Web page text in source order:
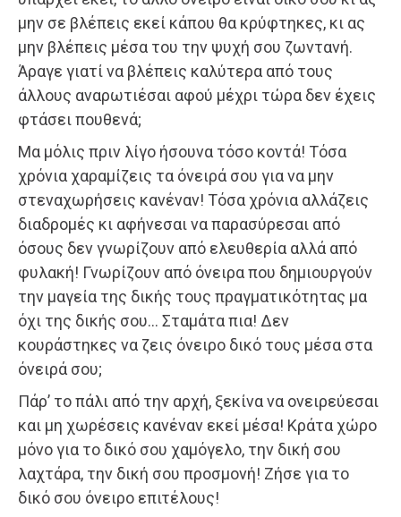
μην σε βλέπεις εκεί κάπου θα κρύφτηκες, κι ας
μην βλέπεις μέσα του την ψυχή σου ζωντανή.
Άραγε γιατί να βλέπεις καλύτερα από τους
άλλους αναρωτιέσαι αφού μέχρι τώρα δεν έχεις
φτάσει πουθενά;
Μα μόλις πριν λίγο ήσουνα τόσο κοντά! Τόσα
χρόνια χαραμίζεις τα όνειρά σου για να μην
στεναχωρήσεις κανέναν! Τόσα χρόνια αλλάζεις
διαδρομές κι αφήνεσαι να παρασύρεσαι από
όσους δεν γνωρίζουν από ελευθερία αλλά από
φυλακή! Γνωρίζουν από όνειρα που δημιουργούν
την μαγεία της δικής τους πραγματικότητας μα
όχι της δικής σου… Σταμάτα πια! Δεν
κουράστηκες να ζεις όνειρο δικό τους μέσα στα
όνειρά σου;
Πάρ’ το πάλι από την αρχή, ξεκίνα να ονειρεύεσαι
και μη χωρέσεις κανέναν εκεί μέσα! Κράτα χώρο
μόνο για το δικό σου χαμόγελο, την δική σου
λαχτάρα, την δική σου προσμονή! Ζήσε για το
δικό σου όνειρο επιτέλους!